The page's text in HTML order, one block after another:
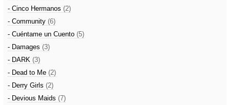
- Cinco Hermanos (2)
- Community (6)
- Cuéntame un Cuento (5)
- Damages (3)
- DARK (3)
- Dead to Me (2)
- Derry Girls (2)
- Devious Maids (7)